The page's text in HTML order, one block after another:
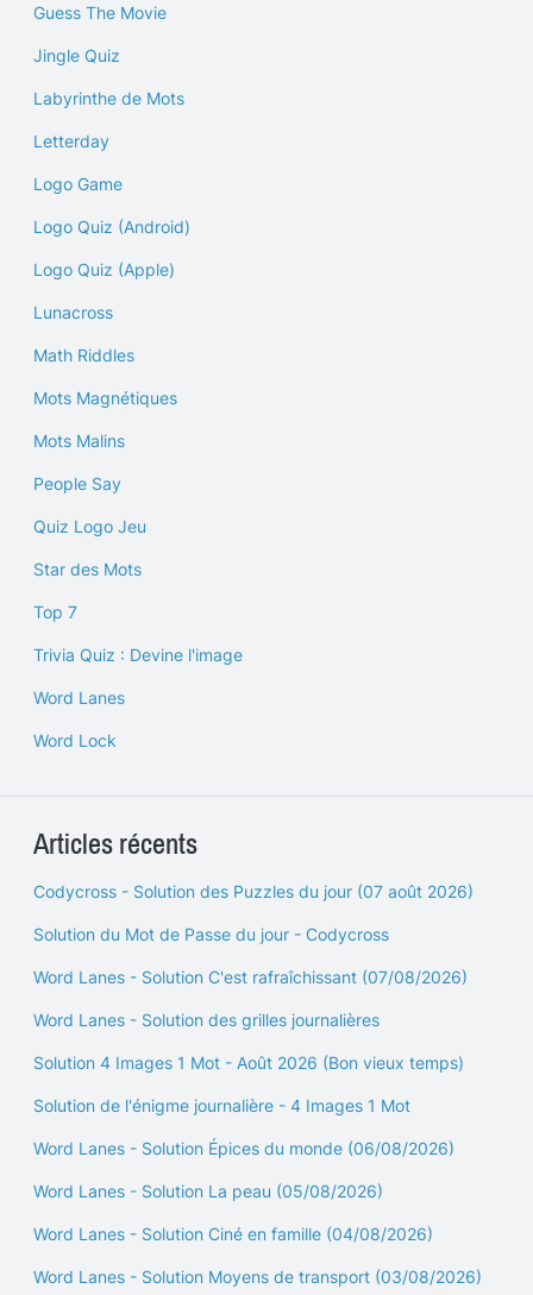
Guess The Movie
Jingle Quiz
Labyrinthe de Mots
Letterday
Logo Game
Logo Quiz (Android)
Logo Quiz (Apple)
Lunacross
Math Riddles
Mots Magnétiques
Mots Malins
People Say
Quiz Logo Jeu
Star des Mots
Top 7
Trivia Quiz : Devine l'image
Word Lanes
Word Lock
Articles récents
Codycross - Solution des Puzzles du jour (07 août 2026)
Solution du Mot de Passe du jour - Codycross
Word Lanes - Solution C'est rafraîchissant (07/08/2026)
Word Lanes - Solution des grilles journalières
Solution 4 Images 1 Mot - Août 2026 (Bon vieux temps)
Solution de l'énigme journalière - 4 Images 1 Mot
Word Lanes - Solution Épices du monde (06/08/2026)
Word Lanes - Solution La peau (05/08/2026)
Word Lanes - Solution Ciné en famille (04/08/2026)
Word Lanes - Solution Moyens de transport (03/08/2026)